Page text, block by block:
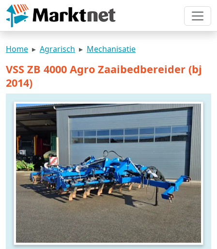
Home Agrarisch Mechanisatie
VSS ZB 4000 Agro Zaaibedbereider (bj
2014)